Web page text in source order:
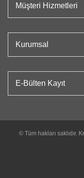
Müşteri Hizmetleri
Kurumsal
E-Bülten Kayıt
© Tüm hakları saklıdır.